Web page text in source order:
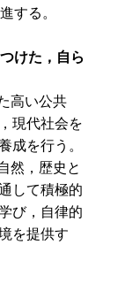
する。
けた，自ら
高い公共
現代社会を
成を行う。
然，歴史と
して積極的
び，自律的
を提供す